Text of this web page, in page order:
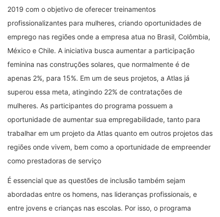
2019 com o objetivo de oferecer treinamentos
profissionalizantes para mulheres, criando oportunidades de
emprego nas regiões onde a empresa atua no Brasil, Colômbia,
México e Chile. A iniciativa busca aumentar a participação
feminina nas construções solares, que normalmente é de
apenas 2%, para 15%. Em um de seus projetos, a Atlas já
superou essa meta, atingindo 22% de contratações de
mulheres. As participantes do programa possuem a
oportunidade de aumentar sua empregabilidade, tanto para
trabalhar em um projeto da Atlas quanto em outros projetos das
regiões onde vivem, bem como a oportunidade de empreender
como prestadoras de serviço
É essencial que as questões de inclusão também sejam
abordadas entre os homens, nas lideranças profissionais, e
entre jovens e crianças nas escolas. Por isso, o programa